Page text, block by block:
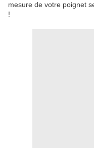
mesure de votre poignet
!